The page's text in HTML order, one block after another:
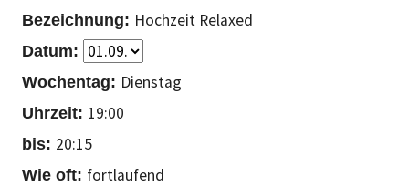
Hochzeit Relaxed
Dienstag
19:00
20:15
fortlaufend